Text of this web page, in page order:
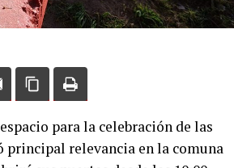
para la celebración de las
principal relevancia en la comuna